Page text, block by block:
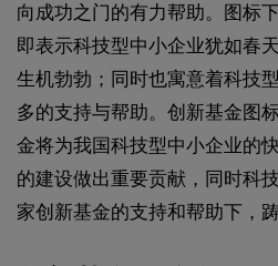
向成功之门的有力帮助。图标
即表示科技型中小企业犹如春
生机勃勃；同时也寓意着科技
多的支持与帮助。创新基金图
金将为我国科技型中小企业的
的建设做出重要贡献，同时科
家创新基金的支持和帮助下，